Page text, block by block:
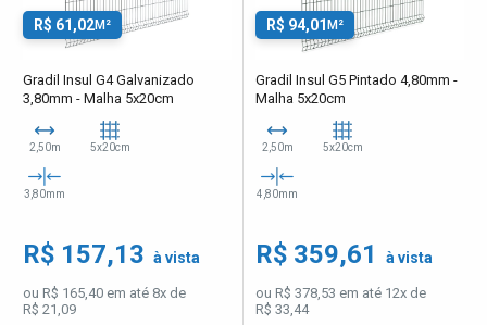
R$ 61,02M²
Gradil Insul G4 Galvanizado
3,80mm - Malha 5x20cm
2,50m 5x20cm
3,80mm
R$ 157,13 à vista
ou R$ 165,40 em até 8x de
R$ 21,09
R$ 94,01 M²
Gradil Insul G5 Pintado 4,80mm -
Malha 5x20cm
2,50m 5x20cm
4,80mm
R$ 359,61 à vista
ou R$ 378,53 em até 12x de
R$ 33,44